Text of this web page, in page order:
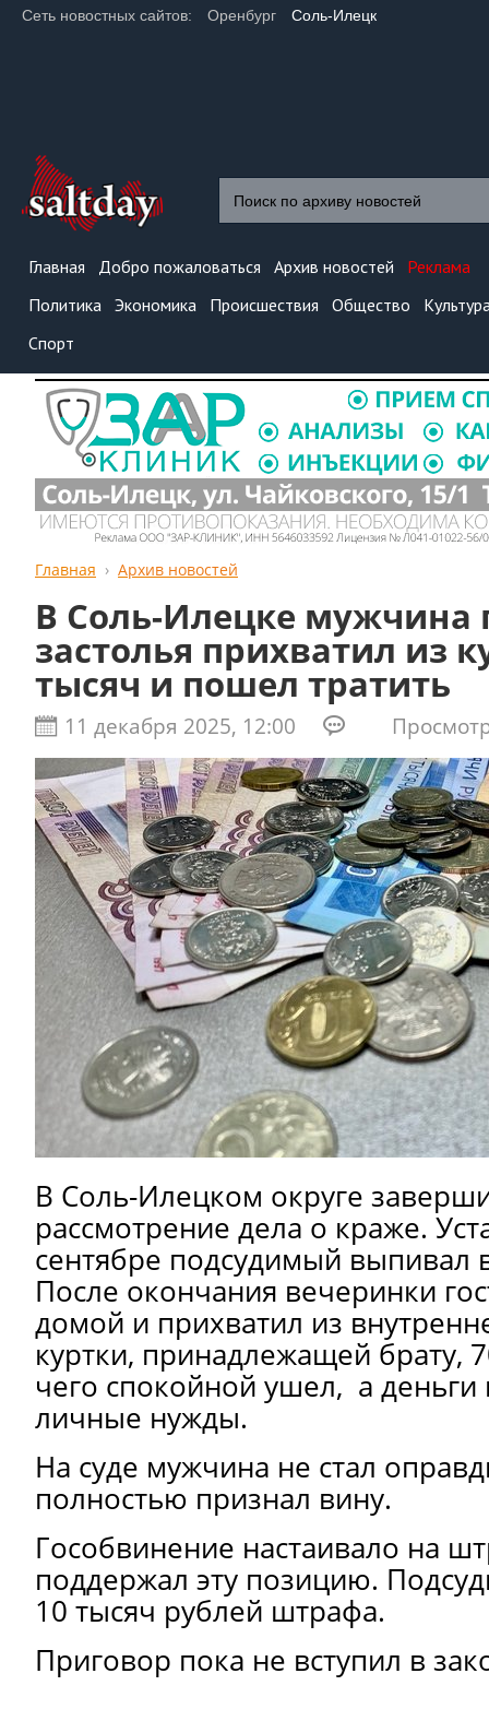
Сеть новостных сайтов: Оренбург Соль-Илецк
Главная Добро пожаловаться Архив новостей
Реклама
Политика Экономика Происшествия Общество
Спорт
Главная Архив новостей
В Соль-Илецке мужчина
застолья прихватил из
тысяч и пошел тратить
11 декабря 2025, 12:00
В Соль-Илецком округе
рассмотрение дела о краже.
сентябре подсудимый выпивал
После окончания вечеринки
домой и прихватил из
куртки, принадлежащей брату,
чего спокойной ушел, а деньги
личные нужды.
На суде мужчина не стал
полностью признал вину.
Гособвинение настаивало на
поддержал эту позицию.
10 тысяч рублей штрафа.
Приговор пока не вступил в